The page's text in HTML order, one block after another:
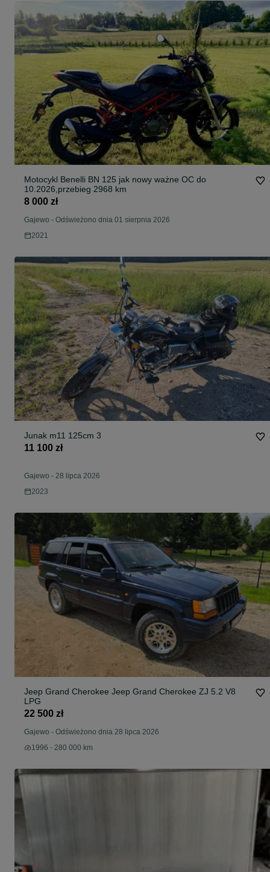
Motocykl Benelli BN 125 jak nowy ważne OC do
10.2026,przebieg 2968 km
8 000 zł
Gajewo - Odświeżono dnia 01 sierpnia 2026
2021
Junak m11 125cm 3
11 100 zł
Gajewo - 28 lipca 2026
2023
Jeep Grand Cherokee Jeep Grand Cherokee ZJ 5.2 V8
LPG
22 500 zł
Gajewo - Odświeżono dnia 28 lipca 2026
1996 - 280 000 km